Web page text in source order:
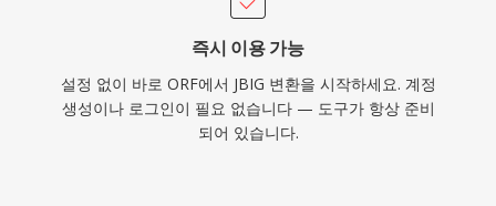
즉시 이용 가능
설정 없이 바로 ORF에서 JBIG 변환을 시작하세요. 계정
생성이나 로그인이 필요 없습니다 — 도구가 항상 준비
되어 있습니다.